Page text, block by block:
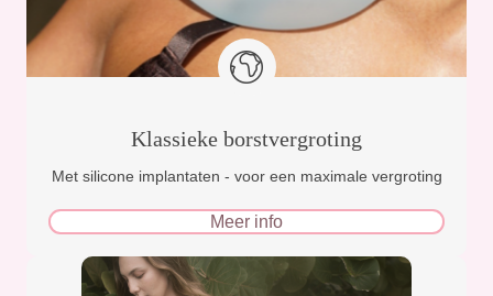
Klassieke borstvergroting
Met silicone implantaten - voor een maximale vergroting
Meer info